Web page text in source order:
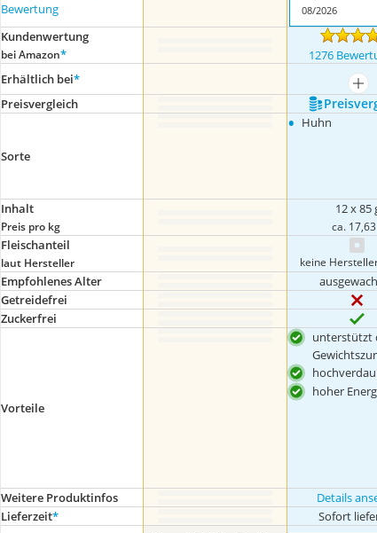
Bewertung
08/2026
Kundenwertung
bei Amazon* 1276
Erhältlich bei*
Preis­vergleich
Sorte
• Huhn
Inhalt
Preis pro kg
12 x 85
ca.
Fleischanteil
laut Hersteller keine
Empfohlenes Alter
Getreidefrei
Zuckerfrei
Vorteile
unterstützt
hoher
Weitere Produktinfos Details
Lieferzeit* Sofort